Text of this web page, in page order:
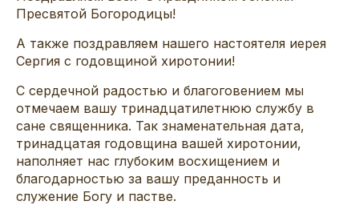
Пресвятой Богородицы!
А также поздравляем нашего настоятеля иерея
Сергия с годовщиной хиротонии!
С сердечной радостью и благоговением мы
отмечаем вашу тринадцатилетнюю службу в
сане священника. Так знаменательная дата,
тринадцатая годовщина вашей хиротонии,
наполняет нас глубоким восхищением и
благодарностью за вашу преданность и
служение Богу и пастве.